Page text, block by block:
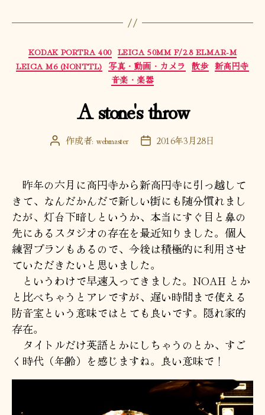
カ
テ
ゴ
リ
ー
KODAK PORTRA 400 LEICA 50MM F/2.8 ELMAR-M
LEICA M6 (NONTTL) 写真・動画・カメラ 散歩 新高円寺
音楽・楽器
A stone's throw
投 作成者: webmaster
投 2016年3月28日
昨年の六月に高円寺から新高円寺に引っ越して
きて、なんだかんだで新しい街にも随分慣れまし
たが、灯台下暗しというか、本当にすぐ目と鼻の
先にあるスタジオの存在を最近知りました。個人
練習プランもあるので、今後は積極的に利用させ
ていただきたいと思いました。
というわけで早速入ってきました。NOAH とか
と比べちゃうとアレですが、遅い時間まで使える
防音室という意味ではとても良いです。隠れ家的
存在。
タイトルだけ英語とかにしちゃうのとか、すご
く時代（年齢）を感じますね。良い意味で！